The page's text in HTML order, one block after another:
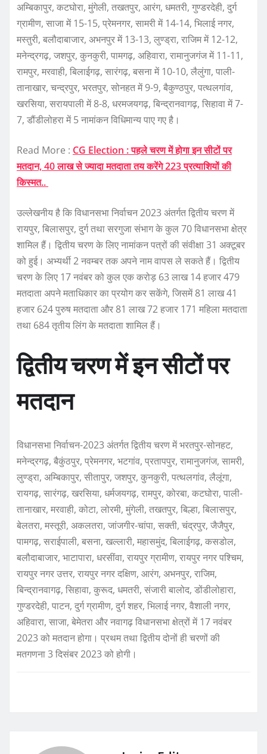
अम्बिकापुर, कटघोरा, मुंगेली, तखतपुर, आरंग, धमतरी, गुण्डरदेही, दुर्ग
ग्रामीण, साजा में 15-15, प्रेमनगर, सामरी में 14-14, भिलाई नगर,
मस्तुरी, बलौदाबाजार, अभनपुर में 13-13, लुण्ड्रा, राजिम में 12-12,
मनेन्द्रगढ़, जशपुर, कुनकुरी, पामगढ़, अहिवारा, रामानुजगंज में 11-11,
रामपुर, मरवाही, बिलाईगढ़, सारंगढ़, बसना में 10-10, लैलुंगा, पाली-
तानाखार, चन्द्रपुर, भरतपुर, सोनहत में 9-9, बैकुण्ठपुर, पत्थलगांव,
खरसिया, सरायपाली में 8-8, धरमजयगढ़, बिन्द्रानवागढ़, सिहावा में 7-
7, डौंडीलोहरा में 5 नामांकन विधिमान्य पाए गए है।
Read More : CG Election : पहले चरण में होगा इन सीटों पर
मतदान, 40 लाख से ज्यादा मतदाता तय करेंगे 223 प्रत्याशियों की
किस्मत..
उल्लेखनीय है कि विधानसभा निर्वाचन 2023 अंतर्गत द्वितीय चरण में
रायपुर, बिलासपुर, दुर्ग तथा सरगुजा संभाग के कुल 70 विधानसभा क्षेत्र
शामिल हैं। द्वितीय चरण के लिए नामांकन पत्रों की संवीक्षा 31 अक्टूबर
को हुई। अभ्यर्थी 2 नवम्बर तक अपने नाम वापस ले सकते हैं। द्वितीय
चरण के लिए 17 नवंबर को कुल एक करोड़ 63 लाख 14 हजार 479
मतदाता अपने मताधिकार का प्रयोग कर सकेंगे, जिसमें 81 लाख 41
हजार 624 पुरुष मतदाता और 81 लाख 72 हजार 171 महिला मतदाता
तथा 684 तृतीय लिंग के मतदाता शामिल हैं।
द्वितीय चरण में इन सीटों पर
मतदान
विधानसभा निर्वाचन-2023 अंतर्गत द्वितीय चरण में भरतपुर-सोनहट,
मनेन्द्रगढ़, बैकुंठपुर, प्रेमनगर, भटगांव, प्रतापपुर, रामानुजगंज, सामरी,
लुण्ड्रा, अम्बिकापुर, सीतापुर, जशपुर, कुनकुरी, पत्थलगांव, लैलूंगा,
रायगढ़, सारंगढ़, खरसिया, धर्मजयगढ़, रामपुर, कोरबा, कटघोरा, पाली-
तानाखार, मरवाही, कोटा, लोरमी, मुंगेली, तखतपुर, बिल्हा, बिलासपुर,
बेलतरा, मस्तूरी, अकलतरा, जांजगीर-चांपा, सक्ती, चंद्रपुर, जैजैपुर,
पामगढ़, सराईपाली, बसना, खल्लारी, महासमुंद, बिलाईगढ़, कसडोल,
बलौदाबाजार, भाटापारा, धरसींवा, रायपुर ग्रामीण, रायपुर नगर पश्चिम,
रायपुर नगर उत्तर, रायपुर नगर दक्षिण, आरंग, अभनपुर, राजिम,
बिन्द्रानवागढ़, सिहावा, कुरूद, धमतरी, संजारी बालोद, डोंडीलोहारा,
गुण्डरदेही, पाटन, दुर्ग ग्रामीण, दुर्ग शहर, भिलाई नगर, वैशाली नगर,
अहिवारा, साजा, बेमेतरा और नवागढ़ विधानसभा क्षेत्रों में 17 नवंबर
2023 को मतदान होगा। प्रथम तथा द्वितीय दोनों ही चरणों की
मतगणना 3 दिसंबर 2023 को होगी।